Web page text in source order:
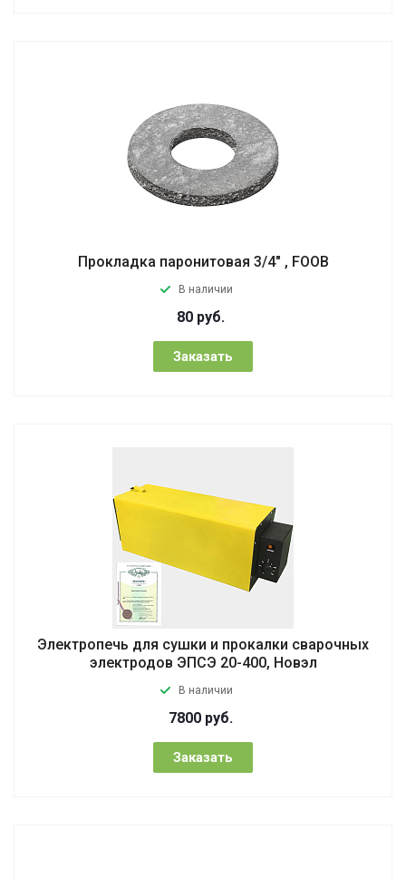
Прокладка паронитовая 3/4" , FOOB
В наличии
80 руб.
Заказать
Электропечь для сушки и прокалки сварочных
электродов ЭПСЭ 20-400, Новэл
В наличии
7800 руб.
Заказать